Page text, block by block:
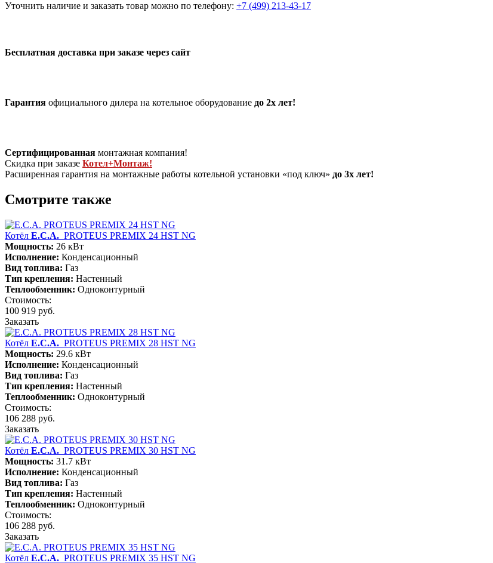
Уточнить наличие и заказать товар можно по телефону: +7 (499) 213-43-17
Бесплатная доставка при заказе через сайт
Гарантия официального дилера на котельное оборудование до 2х лет!
Сертифицированная монтажная компания!
Скидка при заказе Котел+Монтаж!
Расширенная гарантия на монтажные работы котельной установки «под ключ» до 3х лет!
Смотрите также
Котёл E.C.A. PROTEUS PREMIX 24 HST NG
Мощность: 26 кВт
Исполнение: Конденсационный
Вид топлива: Газ
Тип крепления: Настенный
Теплообменник: Одноконтурный
Стоимость:
100 919 руб.
Заказать
Котёл E.C.A. PROTEUS PREMIX 28 HST NG
Мощность: 29.6 кВт
Исполнение: Конденсационный
Вид топлива: Газ
Тип крепления: Настенный
Теплообменник: Одноконтурный
Стоимость:
106 288 руб.
Заказать
Котёл E.C.A. PROTEUS PREMIX 30 HST NG
Мощность: 31.7 кВт
Исполнение: Конденсационный
Вид топлива: Газ
Тип крепления: Настенный
Теплообменник: Одноконтурный
Стоимость:
106 288 руб.
Заказать
Котёл E.C.A. PROTEUS PREMIX 35 HST NG